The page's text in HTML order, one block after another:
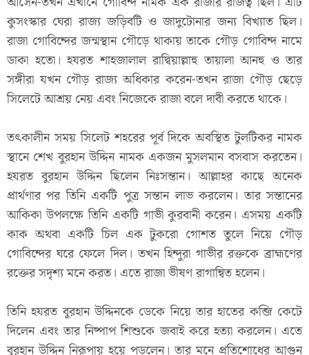
কুসংস্কার ঘেরা রাজ্য জড়িবটি ও জাদুটোনার জন্য বিখ্যাত ছিল।
রাজা গোবিন্দের জন্মস্থান গৌড়ে থাকায় তাকে গৌড় গোবিন্দ নামে
ডাকা হতো। হযরত শাহজালাল রাদ্বিয়াল্লাহু তায়ালা আনহু ও তার
সঙ্গীরা যখন গৌড় রাজ্য অধিকার করেন-তখন রাজা গৌড় ছেড়ে
সিলেটে আশ্রয় নেয় এবং নিজেকে রাজা বলে দাবী করতে থাকে।
তৎকালীন সময় সিলেট শহরের পূর্ব দিকে অবস্থিত টুলটিকর নামক
স্থানে শেখ বুরহান উদ্দিন নামক একজন মুসলমান বসবাস করতেন।
হযরত বুরহান উদ্দিন ছিলেন নিঃসন্তান। আল্লাহর কাছে অনেক
প্রার্থণার পর তিনি একটি পুত্র সন্তান লাভ করলেন। তার সন্তানের
আকিকা উপলক্ষে তিনি একটি গাভী কুরবানী করেন। এসময় একটি
কাক অথবা একটি চিল এক টুকরো গোশত তুলে নিয়ে গৌড়
গোবিন্দের ঘরে ফেলে দিল। তখন হিন্দুরা গাভীর রক্তকে ব্রাহ্মণের
রক্তের সদৃশ্য মনে করত। এতে রাজা ভীষণ রাগান্বিত হলেন।
তিনি হযরত বুরহান উদ্দিনকে ডেকে নিয়ে তার হাতের কব্জি কেটে
দিলেন এবং তার নিষ্পাপ শিশুকে জবাই করে হত্যা করলেন। এতে
বুরহান উদ্দিন নিরূপায় হয়ে পড়লেন। তার মনে প্রতিশোধের আগুন